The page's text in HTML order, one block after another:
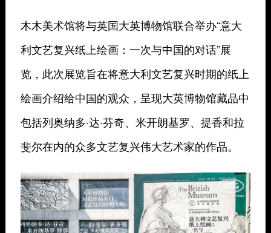
木木美术馆将与英国大英博物馆联合举办“意大
利文艺复兴纸上绘画：一次与中国的对话”展
览，此次展览旨在将意大利文艺复兴时期的纸上
绘画介绍给中国的观众，呈现大英博物馆藏品中
包括列奥纳多·达·芬奇、米开朗基罗、提香和拉
斐尔在内的众多文艺复兴伟大艺术家的作品。